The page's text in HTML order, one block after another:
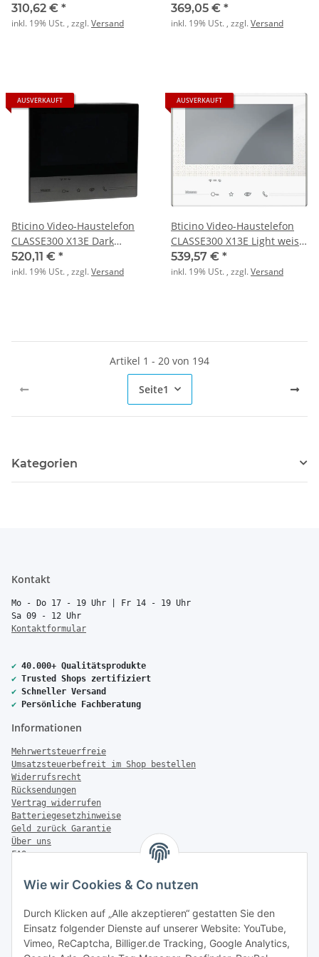
Wie wir Cookies & Co nutzen
Durch Klicken auf „Alle akzeptieren“ gestatten Sie den
Einsatz folgender Dienste auf unserer Website: YouTube,
Vimeo, ReCaptcha, Billiger.de Tracking, Google Analytics,
310,62 € *
inkl. 19% USt. , zzgl.Versand
369,05 € *
inkl. 19% USt. , zzgl.Versand
AUSVERKAUFT
Bticino Video-Haustelefon
CLASSE300 X13E Dark
schwarz mit WLAN
520,11 € *
inkl. 19% USt. , zzgl.Versand
AUSVERKAUFT
Bticino Video-Haustelefon
CLASSE300 X13E Light weiss
mit WLAN
539,57 € *
inkl. 19% USt. , zzgl.Versand
Artikel 1 - 20 von 194
Seite1
Kategorien
Kontakt
Mo - Do 17 - 19 Uhr | Fr 14 - 19 Uhr
Sa 09 - 12 Uhr
Kontaktformular
✔ 40.000+ Qualitätsprodukte
✔ Trusted Shops zertifiziert
✔ Schneller Versand
✔ Persönliche Fachberatung
Informationen
Mehrwertsteuerfreie
Umsatzsteuerbefreit im Shop bestellen
Widerrufsrecht
Rücksendungen
Vertrag widerrufen
Batteriegesetzhinweise
Geld zurück Garantie
Über uns
FAQ
Zahlung & Versand